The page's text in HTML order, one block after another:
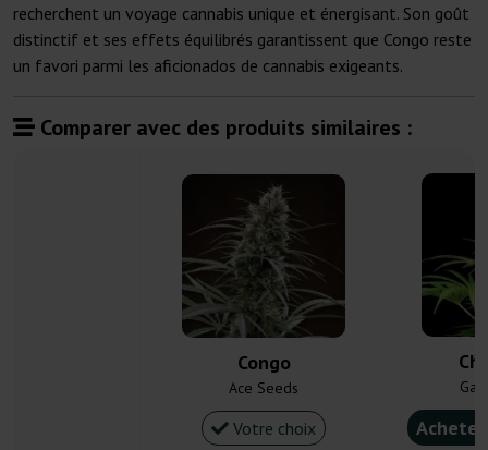
recherchent un voyage cannabis unique et énergisant. Son goût
distinctif et ses effets équilibrés garantissent que Congo reste
un favori parmi les aficionados de cannabis exigeants.
Comparer avec des produits similaires :
Congo
Ace Seeds
Votre choix